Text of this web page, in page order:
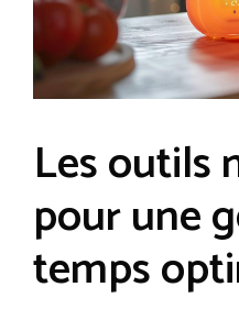
Les outils
pour une
temps